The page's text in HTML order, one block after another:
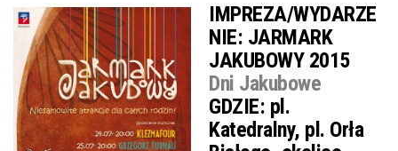
IMPREZA/WYDARZE
NIE: JARMARK
JAKUBOWY 2015
Dni Jakubowe
GDZIE: pl.
Katedralny, pl. Orła